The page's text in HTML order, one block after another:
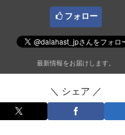
フォロー
最新情報をお届けします。
＼ シェア ／